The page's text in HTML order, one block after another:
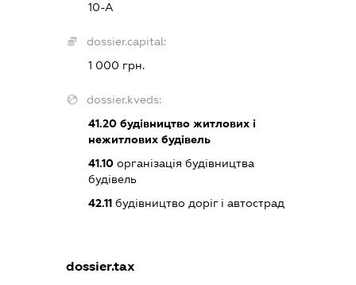
10-А
dossier.capital:
1 000 грн.
dossier.kveds:
41.20 будівництво житлових і
нежитлових будівель
41.10 організація будівництва
будівель
42.11 будівництво доріг і автострад
dossier.tax